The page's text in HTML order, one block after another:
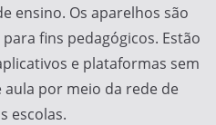
ensino. Os aparelhos são
fins pedagógicos. Estão
e plataformas sem
por meio da rede de
escolas.